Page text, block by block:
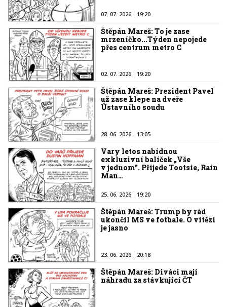
07. 07. 2026 19:20
Štěpán Mareš: To je zase
mrzeníčko...Týden nepojede
přes centrum metro C
02. 07. 2026 19:20
Štěpán Mareš: Prezident Pavel
už zase klepe na dveře
Ústavního soudu
28. 06. 2026 13:05
Vary letos nabídnou
exkluzivní balíček „Vše
v jednom”. Přijede Tootsie, Rain
Man…
25. 06. 2026 19:20
Štěpán Mareš: Trump by rád
ukončil MS ve fotbale. O vítězi
je jasno
23. 06. 2026 20:18
Štěpán Mareš: Diváci mají
náhradu za stávkující ČT